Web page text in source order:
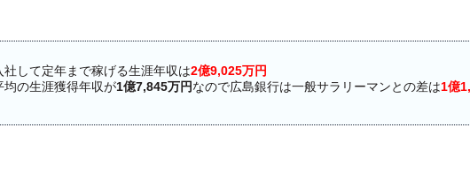
社して定年まで稼げる生涯年収は2億9,025万円
均の生涯獲得年収が1億7,845万円なので広島銀行は一般サラリーマンとの差は1億